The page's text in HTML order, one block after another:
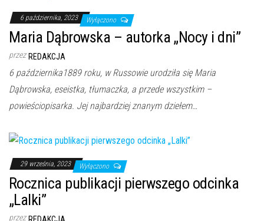
6 października, 2023 Wyłączono
Maria Dąbrowska – autorka „Nocy i dni”
przez REDAKCJA
6 października1889 roku, w Russowie urodziła się Maria
Dąbrowska, eseistka, tłumaczka, a przede wszystkim –
powieściopisarka. Jej najbardziej znanym dziełem…
29 września, 2023 Wyłączono
Rocznica publikacji pierwszego odcinka
„Lalki”
przez REDAKCJA